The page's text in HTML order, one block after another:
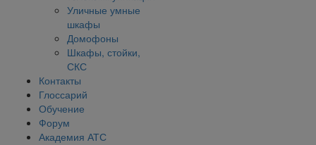
Уличные умные
шкафы
Домофоны
Шкафы, стойки,
СКС
Контакты
Глоссарий
Обучение
Форум
Академия АТС